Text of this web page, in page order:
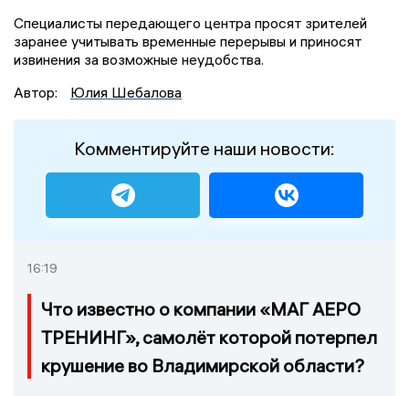
Специалисты передающего центра просят зрителей
заранее учитывать временные перерывы и приносят
извинения за возможные неудобства.
Автор:
Юлия Шебалова
Комментируйте наши новости:
16:19
Что известно о компании «МАГ АЕРО
ТРЕНИНГ», самолёт которой потерпел
крушение во Владимирской области?